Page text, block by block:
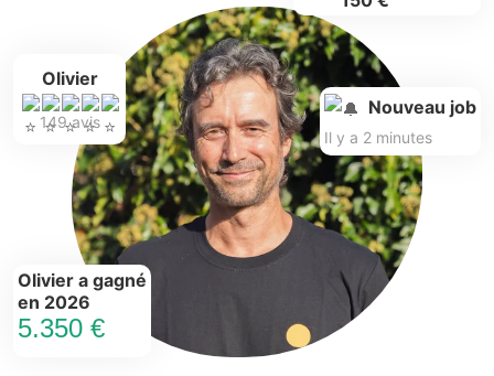
Olivier
149 avis
Olivier a gagné
en 2026
5.350 €
Nouveau job
Il y a 2 minutes